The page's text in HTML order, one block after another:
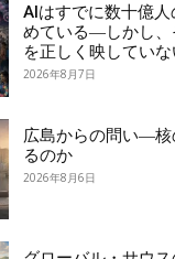
AIはすでに数十億
めている―しかし、
を正しく映していな
2026年8月7日
広島からの問い―核
るのか
2026年8月6日